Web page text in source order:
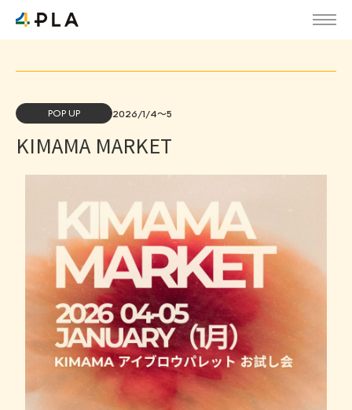
POP UP 2026/1/4〜5
KIMAMA MARKET